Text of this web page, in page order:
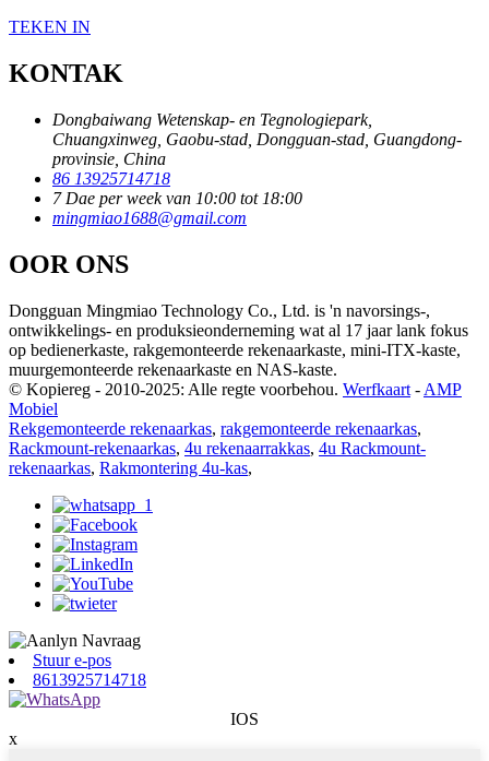
TEKEN IN
KONTAK
Dongbaiwang Wetenskap- en Tegnologiepark,
Chuangxinweg, Gaobu-stad, Dongguan-stad, Guangdong-
provinsie, China
86 13925714718
7 Dae per week van 10:00 tot 18:00
mingmiao1688@gmail.com
OOR ONS
Dongguan Mingmiao Technology Co., Ltd. is 'n navorsings-,
ontwikkelings- en produksieonderneming wat al 17 jaar lank fokus
op bedienerkaste, rakgemonteerde rekenaarkaste, mini-ITX-kaste,
muurgemonteerde rekenaarkaste en NAS-kaste.
© Kopiereg - 2010-2025: Alle regte voorbehou. Werfkaart - AMP
Mobiel
Rekgemonteerde rekenaarkas, rakgemonteerde rekenaarkas,
Rackmount-rekenaarkas, 4u rekenaarrakkas, 4u Rackmount-
rekenaarkas, Rakmontering 4u-kas,
Stuur e-pos
8613925714718
IOS
x